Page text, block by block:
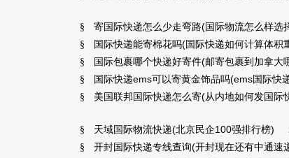
§ 寄国际快递怎么少走弯路(国际物流怎么样选
§ 国际快递能寄棉花吗(国际快递如何计算体积
§ 国际包裹哪个快递好寄件(邮寄包裹到加拿大
§ 国际快递ems可以寄黄金饰品吗(ems国际快
§ 美国联邦国际快递怎么寄(从内地如何发国际
§ 天域国际物流快递(北京民企100强排行榜)
§ 开封国际快递专线查询(开封现在还有中通速